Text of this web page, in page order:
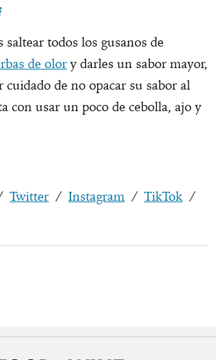
saltear todos los gusanos de
de olor y darles un sabor mayor,
cuidado de no opacar su sabor al
con usar un poco de cebolla, ajo y
Twitter / Instagram / TikTok /